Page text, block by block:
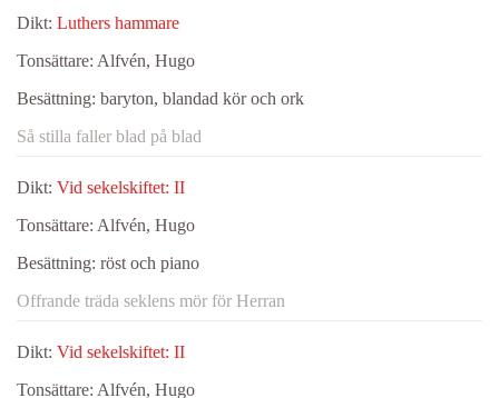
Dikt: Luthers hammare
Tonsättare: Alfvén, Hugo
Besättning: baryton, blandad kör och ork
Så stilla faller blad på blad
Dikt: Vid sekelskiftet: II
Tonsättare: Alfvén, Hugo
Besättning: röst och piano
Offrande träda seklens mör för Herran
Dikt: Vid sekelskiftet: II
Tonsättare: Alfvén, Hugo